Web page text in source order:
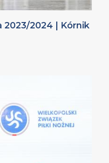
2023/2024 | Kórnik